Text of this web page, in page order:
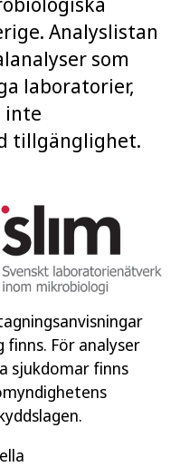
Analyslistan
som
laboratorier,
inte
tillgänglighet.
finns. För analyser
sjukdomar finns